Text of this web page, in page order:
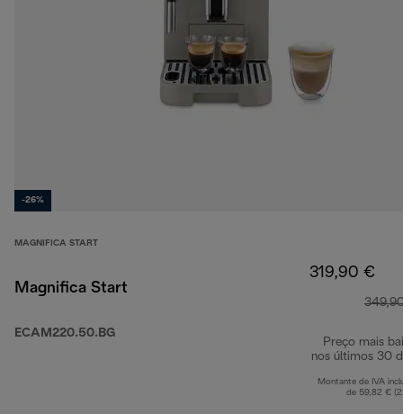
-26%
MAGNIFICA START
Magnifica Start
ECAM220.50.BG
319,90 €
Preço mais
nos últimos 30
Montante de IVA
de 59,82 €